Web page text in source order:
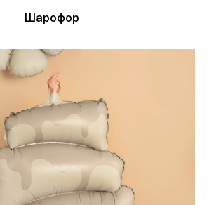
Шарофор